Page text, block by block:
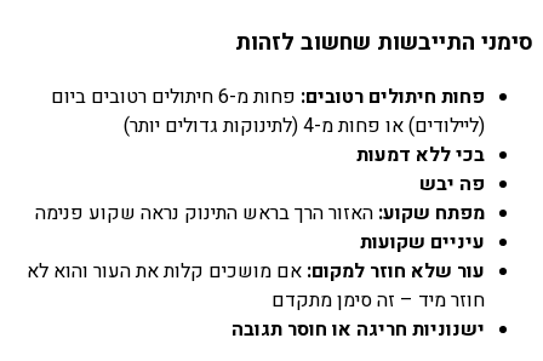
סימני התייבשות שחשוב לזהות
פחות חיתולים רטובים:
פחות מ-6 חיתולים רטובים ביום
(ליילודים) או פחות מ-4 (לתינוקות גדולים יותר)
בכי ללא דמעות
פה יבש
מפתח שקוע: האזור הרך בראש התינוק נראה שקוע פנימה
עיניים שקועות
עור שלא חוזר למקום: אם מושכים קלות את העור והוא לא
חוזר מיד – זה סימן מתקדם
ישנוניות חריגה או חוסר תגובה